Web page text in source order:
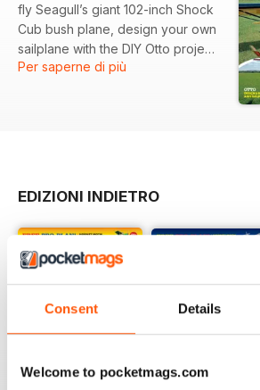
Consent Details
Welcome to pocketmags.com
fly Seagull’s giant 102-inch Shock
Cub bush plane, design your own
sailplane with the DIY Otto project,
and discover the lightweight
Popham Model Show, retro
modelling insights and the
Per saperne di più
EDIZIONI INDIETRO